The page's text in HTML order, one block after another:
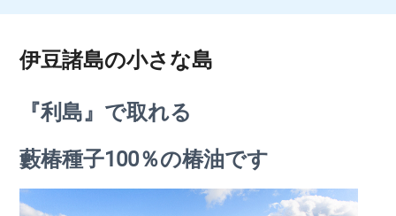
伊豆諸島の小さな島
『利島』で取れる
藪椿種子100％の椿油です